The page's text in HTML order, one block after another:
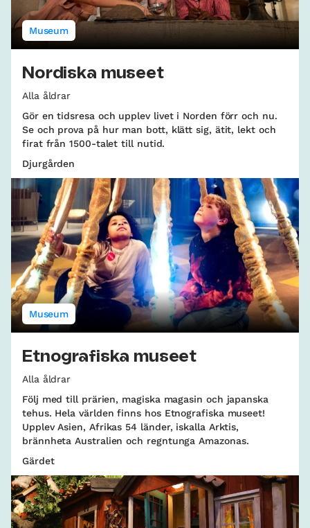
Museum
Nordiska museet
Alla åldrar
Gör en tidsresa och upplev livet i Norden förr och nu.
Se och prova på hur man bott, klätt sig, ätit, lekt och
firat från 1500-talet till nutid.
Djurgården
Museum
Etnografiska museet
Alla åldrar
Följ med till prärien, magiska magasin och japanska
tehus. Hela världen finns hos Etnografiska museet!
Upplev Asien, Afrikas 54 länder, iskalla Arktis,
brännheta Australien och regntunga Amazonas.
Gärdet